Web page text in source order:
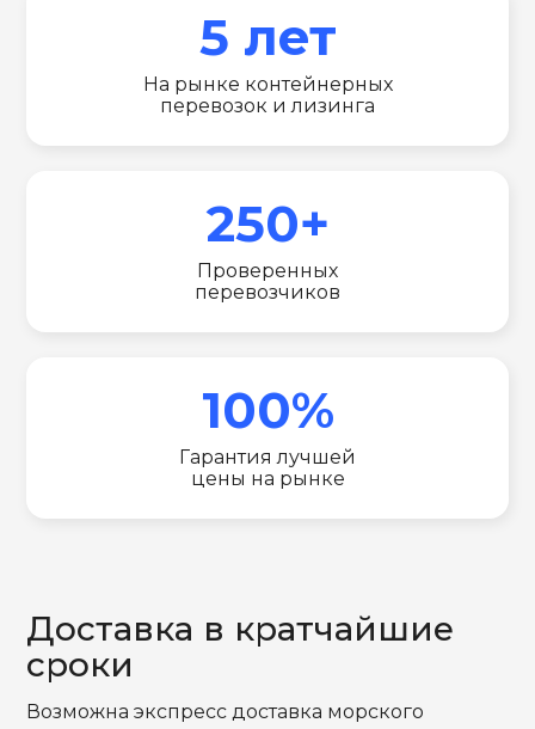
5 лет
На рынке контейнерных
перевозок и лизинга
250+
Проверенных
перевозчиков
100%
Гарантия лучшей
цены на рынке
Доставка в кратчайшие
сроки
Возможна экспресс доставка морского